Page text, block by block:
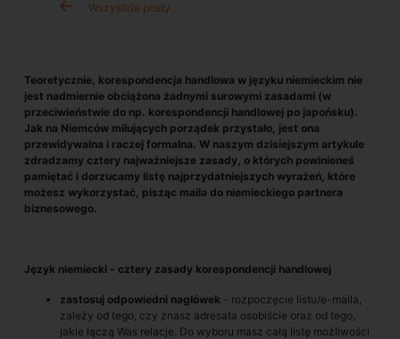
Wszystkie posty
Teoretycznie, korespondencja handlowa w języku niemieckim nie
jest nadmiernie obciążona żadnymi surowymi zasadami (w
przeciwieństwie do np. korespondencji handlowej po japońsku).
Jak na Niemców miłujących porządek przystało, jest ona
przewidywalna i raczej formalna. W naszym dzisiejszym artykule
zdradzamy cztery najważniejsze zasady, o których powinieneś
pamiętać i dorzucamy listę najprzydatniejszych wyrażeń, które
możesz wykorzystać, pisząc maila do niemieckiego partnera
biznesowego.
Język niemiecki - cztery zasady korespondencji handlowej
zastosuj odpowiedni nagłówek - rozpoczęcie listu/e-maila,
zależy od tego, czy znasz adresata osobiście oraz od tego,
jakie łączą Was relacje. Do wyboru masz całą listę możliwości